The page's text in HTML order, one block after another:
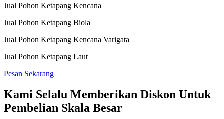
Jual Pohon Ketapang Kencana
Jual Pohon Ketapang Biola
Jual Pohon Ketapang Kencana Varigata
Jual Pohon Ketapang Laut
Pesan Sekarang
Kami Selalu Memberikan Diskon Untuk
Pembelian Skala Besar